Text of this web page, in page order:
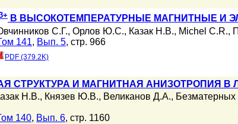
В ВЫСОКОТЕМПЕРАТУРНЫЕ МАГНИТНЫЕ И
С.Г., Орлов Ю.С., Казак Н.В., Michel C.R.,
141, Вып. 5, стр. 966
PDF (379.2K)
СТРУКТУРА И МАГНИТНАЯ АНИЗОТРОПИЯ В
Н.В., Князев Ю.В., Великанов Д.А.,
140, Вып. 6, стр. 1160